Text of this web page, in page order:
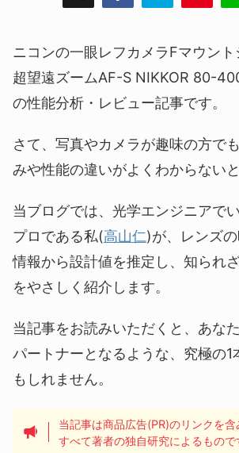
ニコンの一眼レフカメラFマウント
超望遠ズームAF-S NIKKOR 80-
の性能分析・レビュー記事です。
さて、写真やカメラが趣味の方で
みや性能の違いがよくわからない
当ブログでは、光学エンジニアで
プロである私(高山仁)が、レンズ
情報から設計値を推定し、知られ
をやさしく紹介します。
当記事をお読みいただくと、あな
パートナーとなるような、究極の1
もしれません。
当記事は商品広告(PR)のリンクを
すべて著者の独自研究によるもので